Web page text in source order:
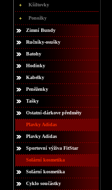
Kšiltovky
Ponožky
Zimní Bundy
Ručníky-osušky
Batohy
Hodinky
Kabelky
Peněženky
Tašky
Ostatní-dárkove předměty
Plavky Adidas
Plavky Adidas
Sportovní výživa FitStar
Solární kosmetika
Solární kosmetika
Cyklo součástky